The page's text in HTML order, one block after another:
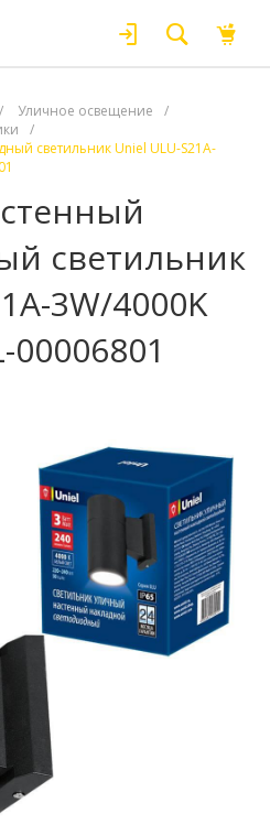
/ Уличное освещение
/
/
светильник Uniel ULU-S21A-
светильник
3W/4000K
00006801